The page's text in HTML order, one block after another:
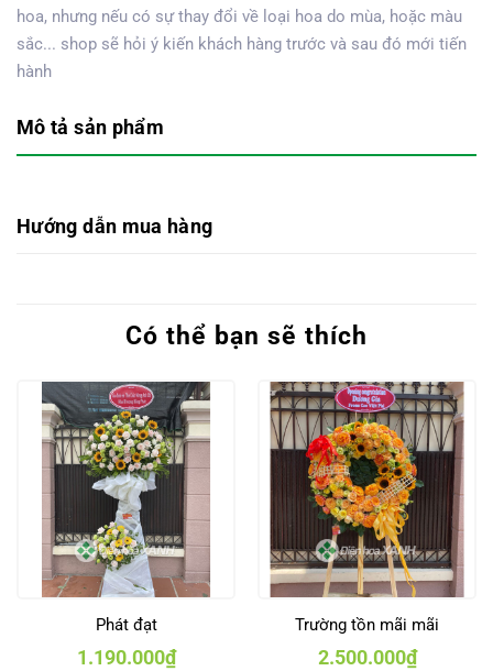
hoa, nhưng nếu có sự thay đổi về loại hoa do mùa, hoặc màu
sắc... shop sẽ hỏi ý kiến khách hàng trước và sau đó mới tiến
hành
Mô tả sản phẩm
Hướng dẫn mua hàng
Có thể bạn sẽ thích
Phát đạt
1.190.000₫
Trường tồn mãi mãi
2.500.000₫